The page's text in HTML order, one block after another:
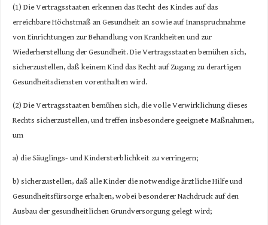
(1) Die Vertragsstaaten erkennen das Recht des Kindes auf das
erreichbare Höchstmaß an Gesundheit an sowie auf Inanspruchnahme
von Einrichtungen zur Behandlung von Krankheiten und zur
Wiederherstellung der Gesundheit. Die Vertragsstaaten bemühen sich,
sicherzustellen, daß keinem Kind das Recht auf Zugang zu derartigen
Gesundheitsdiensten vorenthalten wird.
(2) Die Vertragsstaaten bemühen sich, die volle Verwirklichung dieses
Rechts sicherzustellen, und treffen insbesondere geeignete Maßnahmen,
um
a) die Säuglings- und Kindersterblichkeit zu verringern;
b) sicherzustellen, daß alle Kinder die notwendige ärztliche Hilfe und
Gesundheitsfürsorge erhalten, wobei besonderer Nachdruck auf den
Ausbau der gesundheitlichen Grundversorgung gelegt wird;